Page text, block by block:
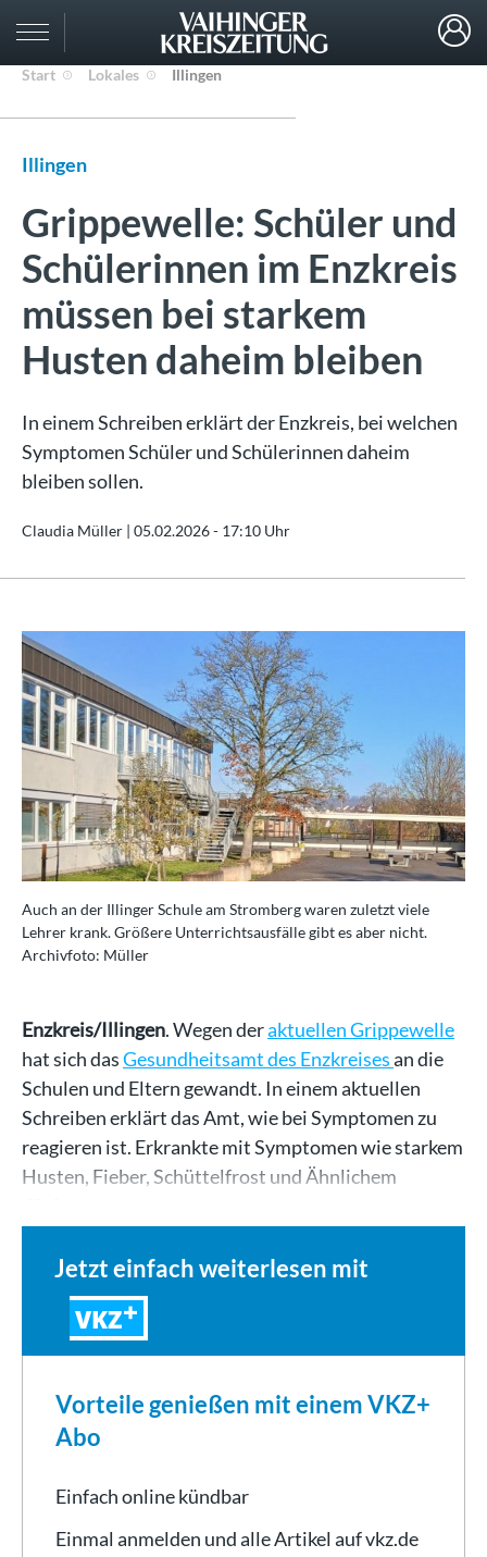
Start Lokales Illingen
Illingen
Grippewelle: Schüler und
Schülerinnen im Enzkreis
müssen bei starkem
Husten daheim bleiben
In einem Schreiben erklärt der Enzkreis, bei welchen
Symptomen Schüler und Schülerinnen daheim
bleiben sollen.
Claudia Müller | 05.02.2026 - 17:10 Uhr
Auch an der Illinger Schule am Stromberg waren zuletzt viele
Lehrer krank. Größere Unterrichtsausfälle gibt es aber nicht.
Archivfoto: Müller
Enzkreis/Illingen. Wegen deraktuellen Grippewelle
hat sich dasGesundheitsamt des Enzkreisesan die
Schulen und Eltern gewandt. In einem aktuellen
Schreiben erklärt das Amt, wie bei Symptomen zu
reagieren ist. Erkrankte mit Symptomen wie starkem
Husten, Fieber, Schüttelfrost und Ähnlichem
Jetzt einfach weiterlesen mit
VKZ
Vorteile genießen mit einem VKZ+
Abo
Einfach online kündbar
Einmal anmelden und alle Artikel auf vkz.de